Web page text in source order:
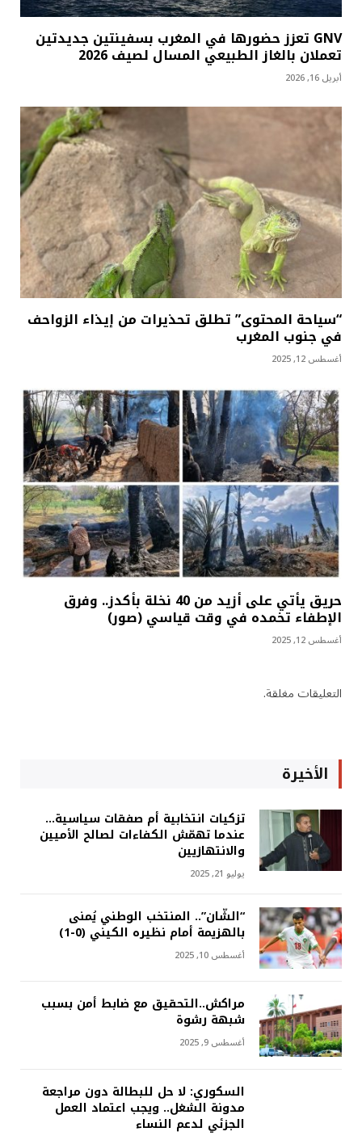
GNV تعزز حضورها في المغرب بسفينتين جديدتين
تعملان بالغاز الطبيعي المسال لصيف 2026
أبريل 16, 2026
“سياحة المحتوى” تطلق تحذيرات من إيذاء الزواحف
في جنوب المغرب
أغسطس 12, 2025
حريق يأتي على أزيد من 40 نخلة بأكدز.. وفرق
الإطفاء تخمده في وقت قياسي (صور)
أغسطس 12, 2025
التعليقات مغلقة.
الأخيرة
تزكيات انتخابية أم صفقات سياسية…
عندما تهمّش الكفاءات لصالح الأميين
والانتهازيين
يوليو 21, 2025
“الشّان”.. المنتخب الوطني يُمنى
بالهزيمة أمام نظيره الكيني (0-1)
أغسطس 10, 2025
مراكش..التحقيق مع ضابط أمن بسبب
شبهة رشوة
أغسطس 9, 2025
السكوري: لا حل للبطالة دون مراجعة
مدونة الشغل.. ويجب اعتماد العمل
الجزئي لدعم النساء